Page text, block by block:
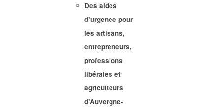
Des aides
d’urgence pour
les artisans,
entrepreneurs,
professions
libérales et
agriculteurs
d’Auvergne-